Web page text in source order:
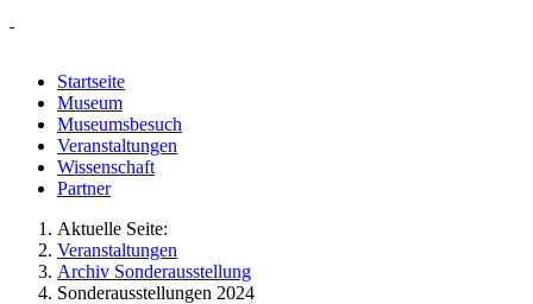
Startseite
Museum
Museumsbesuch
Veranstaltungen
Wissenschaft
Partner
Aktuelle Seite:
Veranstaltungen
Archiv Sonderausstellung
Sonderausstellungen 2024